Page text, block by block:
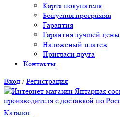
Карта покупателя
Бонусная программа
Гарантия
Гарантия лучшей цены
Наложеный платеж
Пригласи друга
Контакты
Вход / Регистрация
Каталог